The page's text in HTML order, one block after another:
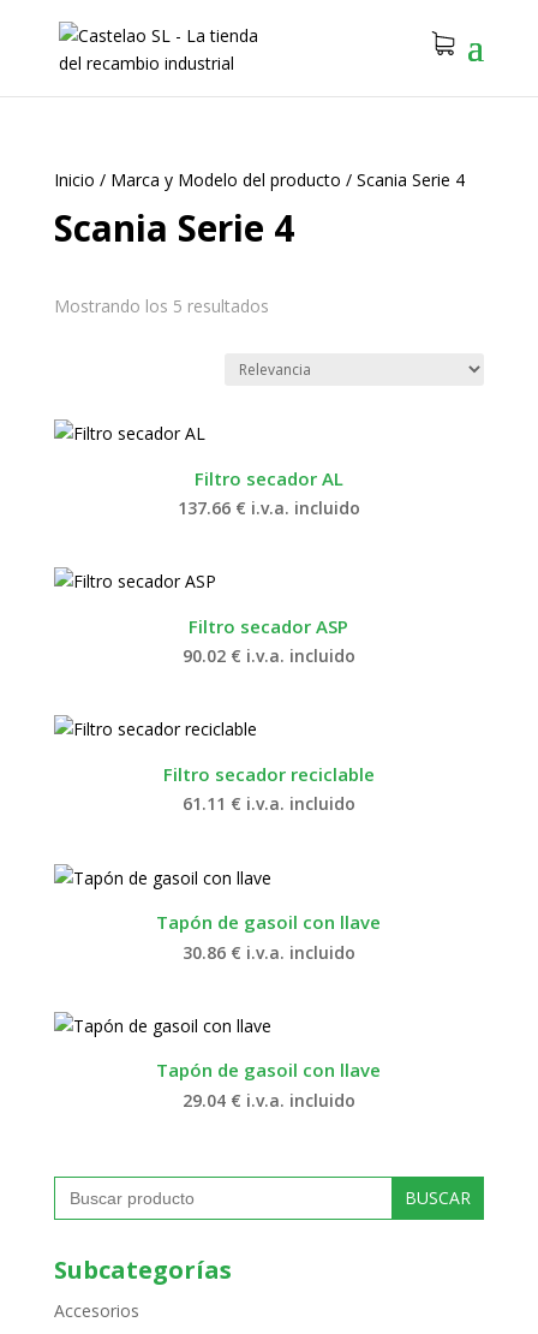
Inicio / Marca y Modelo del producto / Scania Serie 4
Scania Serie 4
Mostrando los 5 resultados
Filtro secador AL
137.66 € i.v.a. incluido
Filtro secador ASP
90.02 € i.v.a. incluido
Filtro secador reciclable
61.11 € i.v.a. incluido
Tapón de gasoil con llave
30.86 € i.v.a. incluido
Tapón de gasoil con llave
29.04 € i.v.a. incluido
Buscar:
Subcategorías
Accesorios